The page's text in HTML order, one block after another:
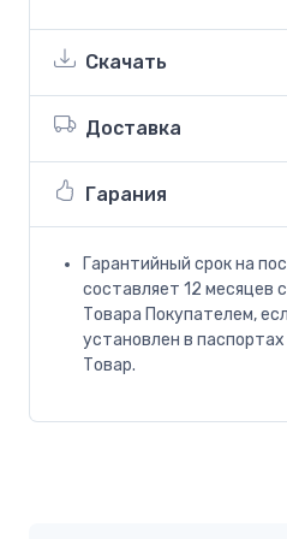
Скачать
Доставка
Гарания
Гарантийный срок на
составляет 12 месяцев
Товара Покупателем,
установлен в
Товар.